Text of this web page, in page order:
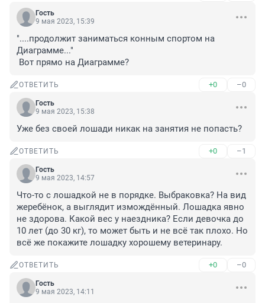
Гость
9 мая 2023, 15:39
"....продолжит заниматься конным спортом на
Диаграмме..."
Вот прямо на Диаграмме?
ОТВЕТИТЬ +0 –0
Гость
9 мая 2023, 15:38
Уже без своей лошади никак на занятия не попасть?
ОТВЕТИТЬ +0 –1
Гость
9 мая 2023, 14:57
Что-то с лошадкой не в порядке. Выбраковка? На вид
жеребёнок, а выглядит измождённый. Лошадка явно
не здорова. Какой вес у наездника? Если девочка до
10 лет (до 30 кг), то может быть и не всё так плохо. Но
всё же покажите лошадку хорошему ветеринару.
ОТВЕТИТЬ +0 –0
Гость
9 мая 2023, 14:11